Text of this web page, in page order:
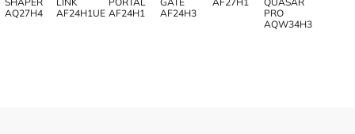
AQ27H4
AF24H1UE AF24H1
AF24H3
PRO
AQW34H3